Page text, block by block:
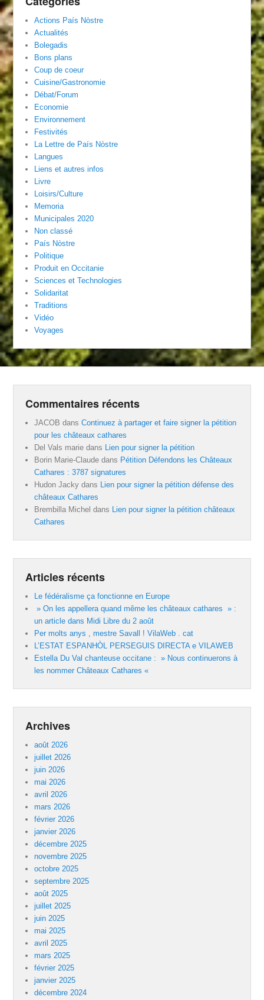
Actions País Nòstre
Actualités
Bolegadis
Bons plans
Coup de coeur
Cuisine/Gastronomie
Débat/Forum
Economie
Environnement
Festivités
La Lettre de País Nòstre
Langues
Liens et autres infos
Livre
Loisirs/Culture
Memoria
Municipales 2020
Non classé
País Nòstre
Politique
Produit en Occitanie
Sciences et Technologies
Solidaritat
Traditions
Vidéo
Voyages
Commentaires récents
JACOB dansContinuez à partager et faire signer la pétition
pour les châteaux cathares
Del Vals marie dans Lien pour signer la pétition
Borin Marie-Claude dans Pétition Défendons les Châteaux
Cathares : 3787 signatures
Hudon Jacky dans Lien pour signer la pétition défense des
châteaux Cathares
Brembilla Michel dans Lien pour signer la pétition châteaux
Cathares
Articles récents
Le fédéralisme ça fonctionne en Europe
» On les appellera quand même les châteaux cathares » :
un article dans Midi Libre du 2 août
Per molts anys , mestre Savall ! VilaWeb . cat
L’ESTAT ESPANHÒL PERSEGUIS DIRECTA e VILAWEB
Estella Du Val chanteuse occitane : » Nous continuerons à
les nommer Châteaux Cathares «
Archives
août 2026
juillet 2026
juin 2026
mai 2026
avril 2026
mars 2026
février 2026
janvier 2026
décembre 2025
novembre 2025
octobre 2025
septembre 2025
août 2025
juillet 2025
juin 2025
mai 2025
avril 2025
mars 2025
février 2025
janvier 2025
décembre 2024